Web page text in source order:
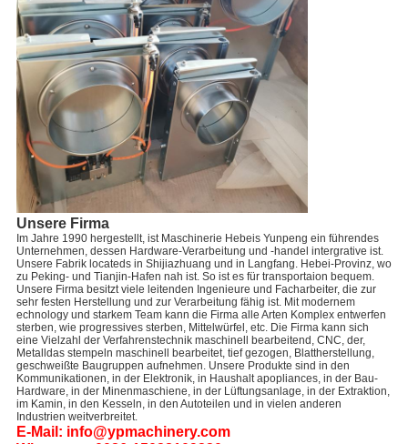
Unsere Firma
Im Jahre 1990 hergestellt, ist Maschinerie Hebeis Yunpeng ein führendes
Unternehmen, dessen Hardware-Verarbeitung und -handel intergrative ist.
Unsere Fabrik locateds in Shijiazhuang und in Langfang. Hebei-Provinz, wo
zu Peking- und Tianjin-Hafen nah ist. So ist es für transportaion bequem.
Unsere Firma besitzt viele leitenden Ingenieure und Facharbeiter, die zur
sehr festen Herstellung und zur Verarbeitung fähig ist. Mit modernem
echnology und starkem Team kann die Firma alle Arten Komplex entwerfen
sterben, wie progressives sterben, Mittelwürfel, etc. Die Firma kann sich
eine Vielzahl der Verfahrenstechnik maschinell bearbeitend, CNC, der,
Metalldas stempeln maschinell bearbeitet, tief gezogen, Blattherstellung,
geschweißte Baugruppen aufnehmen. Unsere Produkte sind in den
Kommunikationen, in der Elektronik, in Haushalt apopliances, in der Bau-
Hardware, in der Minenmaschiene, in der Lüftungsanlage, in der Extraktion,
im Kamin, in den Kesseln, in den Autoteilen und in vielen anderen
Industrien weitverbreitet.
E-Mail: info@ypmachinery.com